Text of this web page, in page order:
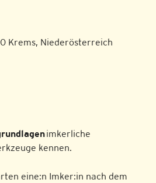
Krems, Niederösterreich
imkerliche
kennen.
eine:n Imker:in nach dem